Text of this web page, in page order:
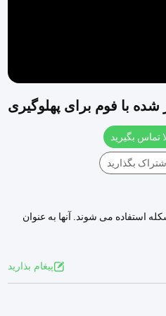
شده با فوم برای پهلوگیری
تماس بگیرید
بگذارید
استفاده می شوند. آنها به عنوان
پيغام بذاريد